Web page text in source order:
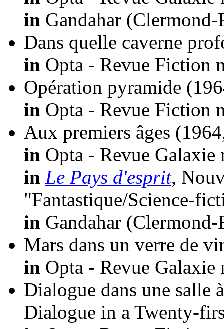
in Gandahar
Dans quelle caverne
in Opta - Revue Fiction
Opération pyramide
in Opta - Revue Fiction
Aux premiers âges
in Opta - Revue Galaxie
in Le Pays d'esprit,
"Fantastique/Science-
in Gandahar
Mars dans un verre de
in Opta - Revue Galaxie
Dialogue dans une salle
Dialogue in a Twenty-